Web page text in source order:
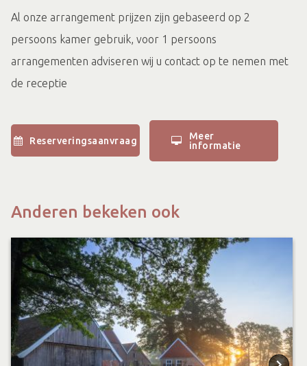
Al onze arrangement prijzen zijn gebaseerd op 2
persoons kamer gebruik, voor 1 persoons
arrangementen adviseren wij u contact op te nemen met
de receptie
Reserveringsaanvraag
Meer
informatie
Anderen bekeken ook